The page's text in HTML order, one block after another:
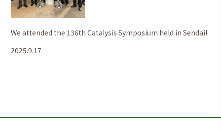
We attended the 136th Catalysis Symposium held in Sendai!
2025.9.17